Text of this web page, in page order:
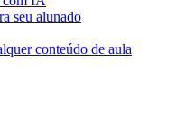
seu alunado
conteúdo de aula